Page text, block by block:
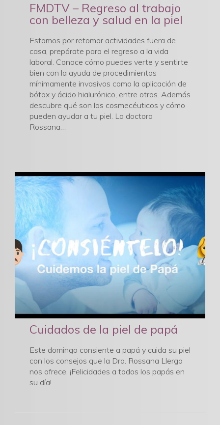
FMDTV – Regreso al trabajo
con belleza y salud en la piel
Estamos por retomar actividades fuera de
casa, prepárate para el regreso a la vida
laboral. Conoce cómo puedes verte y sentirte
bien con la ayuda de procedimientos
mínimamente invasivos como la aplicación de
bótox y ácido hialurónico, entre otros. Además
descubre qué son los cosmecéuticos y cómo
pueden ayudar a tu piel. La doctora
Rossana…
Cuidados de la piel de papá
Este domingo consiente a papá y cuida su piel
con los consejos que la Dra. Rossana Llergo
nos ofrece. ¡Felicidades a todos los papás en
su día!